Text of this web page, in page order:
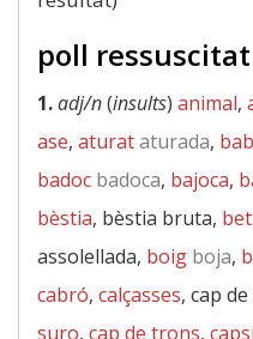
poll ressuscitat
1.adj/n(insults) animal,
ase, aturataturada,
badoc badoca, bajoca,
bèstia, bèstia bruta,
assolellada, boig boja,
cabró, calçasses, cap
suro, cap de trons,